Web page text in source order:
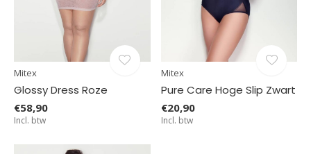
Mitex
Glossy Dress Roze
€58,90
Incl. btw
Mitex
Pure Care Hoge Slip Zwart
€20,90
Incl. btw